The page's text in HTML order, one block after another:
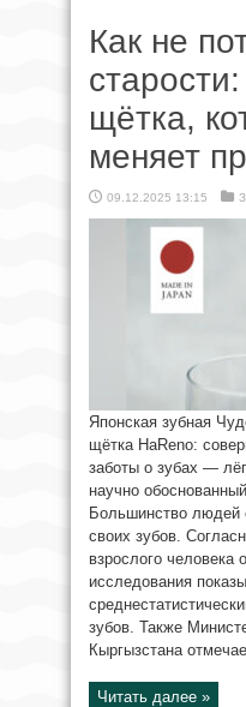
Как не
щётка,
меняет
09.12.2025 13:15
Японская зубная
щётка HaReno:
заботы о зубах —
научно
Большинство людей
своих зубов.
взрослого человека
исследования
зубов. Также
Кыргызстана
Читать далее »